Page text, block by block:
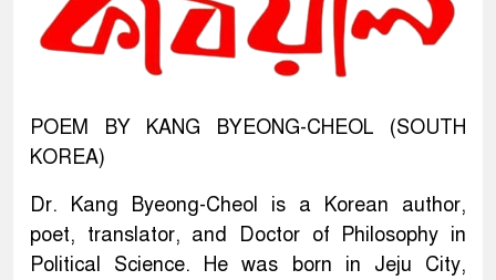
POEM BY KANG BYEONG-CHEOL (SOUTH
KOREA)
Dr. Kang Byeong-Cheol is a Korean author,
poet, translator, and Doctor of Philosophy in
Political Science. He was born in Jeju City,